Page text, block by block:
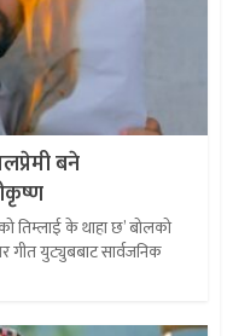
बने
तिम्लाई के थाहा छ’ बोलको
गीत युट्युबबाट सार्वजनिक